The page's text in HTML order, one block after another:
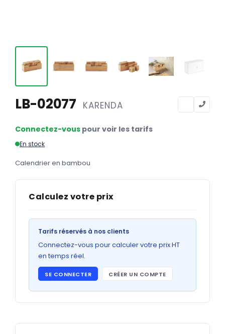
Tête de lettre
Sous-mains
Chemises
GRAND FORMAT
Abribus
LB-02077 KARENDA
Connectez-vous pour voir les tarifs
En stock
Calendrier en bambou
Calculez votre prix
Tarifs réservés à nos clients
Connectez-vous pour calculer votre prix HT
en temps réel.
SE CONNECTER CRÉER UN COMPTE